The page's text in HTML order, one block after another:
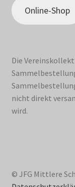
Online-Shop
Die
nicht direkt
wird.
© JFG Mittlere